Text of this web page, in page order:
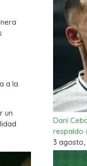
a la
un
Dani
respaldo
3 agosto,